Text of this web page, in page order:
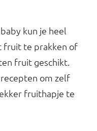
kun je heel
fruit te prakken of
fruit geschikt.
om zelf
fruithapje te